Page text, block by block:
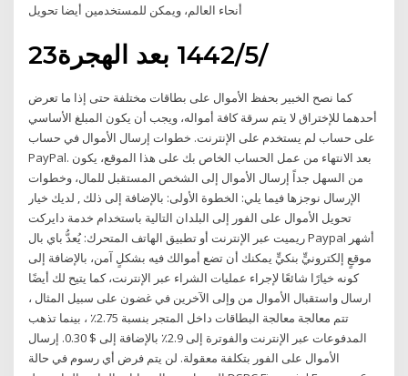
أنحاء العالم، ويمكن للمستخدمين أيضا تحويل
23‏‏/5‏‏/1442 بعد الهجرة
كما نصح الخبير بحفظ الأموال على بطاقات مختلفة حتى إذا ما تعرض
أحدهما للإختراق لا يتم سرقة كافة أمواله، ويجب أن يكون المبلغ الأساسي
على حساب لم يستخدم على الإنترنت. خطوات إرسال الأموال في حساب
PayPal. بعد الانتهاء من عمل الحساب الخاص بك على هذا الموقع، يكون
من السهل جداً إرسال الأموال إلى الشخص المستقبل للمال، وخطوات
الإرسال نوجزها فيما يلي: الخطوة الأولى: بالإضافة إلى ذلك , لديك خيار
تحويل الأموال على الفور إلى البلدان التالية باستخدام خدمة دايركت
ريميت عبر الإنترنت أو تطبيق الهاتف المتحرك: يُعدُّ باي بال Paypal أشهر
موقعٍ إلكترونيٍّ بنكيٍّ يمكنك أن تضع أموالك فيه بشكلٍ آمن، بالإضافة إلى
كونه خيارًا شائعًا لإجراء عمليات الشراء عبر الإنترنت، كما يتيح لك أيضًا
ارسال واستقبال الأموال من وإلى الآخرين في غضون على سبيل المثال ،
تتم معالجة معالجة البطاقات داخل المتجر بنسبة 2.75٪ ، بينما تذهب
المدفوعات عبر الإنترنت والفوترة إلى 2.9٪ بالإضافة إلى $ 0.30. إرسال
الأموال على الفور بتكلفة معقولة. لن يتم فرض أي رسوم في حالة